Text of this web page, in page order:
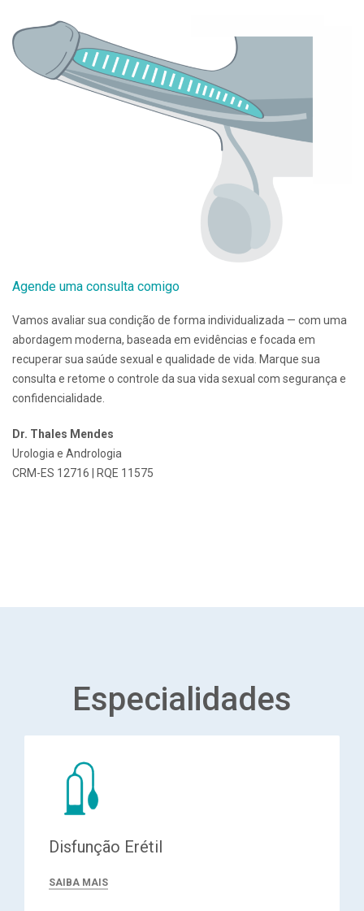
Agende uma consulta comigo
Vamos avaliar sua condição de forma individualizada — com uma
abordagem moderna, baseada em evidências e focada em
recuperar sua saúde sexual e qualidade de vida. Marque sua
consulta e retome o controle da sua vida sexual com segurança e
confidencialidade.
Dr. Thales Mendes
Urologia e Andrologia
CRM-ES 12716 | RQE 11575
Especialidades
Disfunção Erétil
SAIBA MAIS